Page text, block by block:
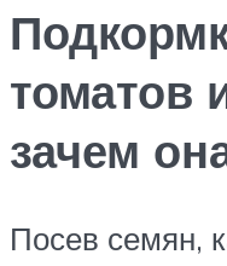
томатов
зачем
Посев семян,